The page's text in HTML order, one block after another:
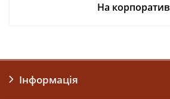
На корпоратив
Інформація